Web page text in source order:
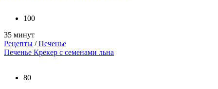
100
35 минут
Рецепты /Печенье
Печенье Крекер с семенами льна
80